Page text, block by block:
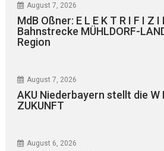
August 7, 2026
MdB Oßner: E L E K T R I F I Z I
Bahnstrecke MÜHLDORF-
Region
August 7, 2026
AKU Niederbayern stellt die W
ZUKUNFT
August 6, 2026